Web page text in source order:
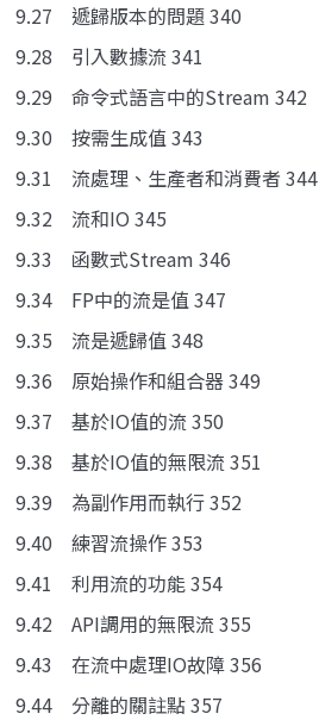
9.27 遞歸版本的問題 340
9.28 引入數據流 341
9.29 命令式語言中的Stream 342
9.30 按需生成值 343
9.31 流處理、生產者和消費者 344
9.32 流和IO 345
9.33 函數式Stream 346
9.34 FP中的流是值 347
9.35 流是遞歸值 348
9.36 原始操作和組合器 349
9.37 基於IO值的流 350
9.38 基於IO值的無限流 351
9.39 為副作用而執行 352
9.40 練習流操作 353
9.41 利用流的功能 354
9.42 API調用的無限流 355
9.43 在流中處理IO故障 356
9.44 分離的關註點 357